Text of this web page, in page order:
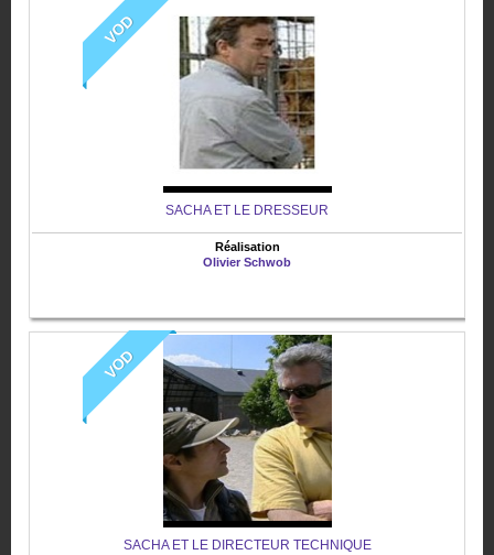
VOD
SACHA ET LE DRESSEUR
Réalisation
Olivier Schwob
VOD
SACHA ET LE DIRECTEUR TECHNIQUE